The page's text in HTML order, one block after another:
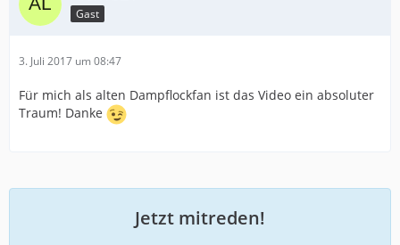
Gast
3. Juli 2017 um 08:47
Für mich als alten Dampflockfan ist das Video ein absoluter
Traum! Danke
Jetzt mitreden!